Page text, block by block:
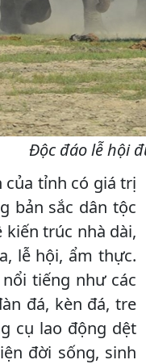
Độc đáo lễ hội
của tỉnh có giá trị
bản sắc dân tộc
trúc nhà dài,
lễ hội, ẩm thực.
tiếng như các
đá, kèn đá, tre
cụ lao động dệt
đời sống, sinh